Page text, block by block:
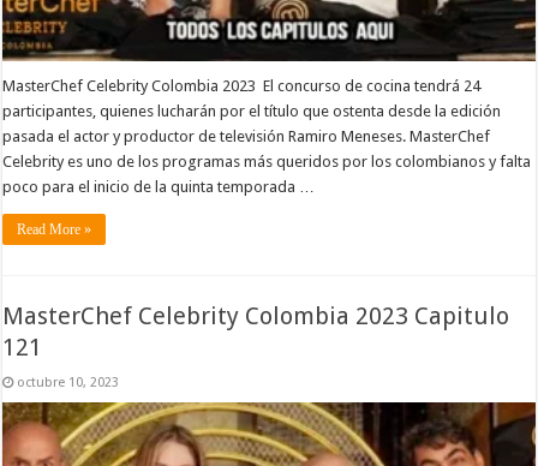
MasterChef Celebrity Colombia 2023 El concurso de cocina tendrá 24
participantes, quienes lucharán por el título que ostenta desde la edición
pasada el actor y productor de televisión Ramiro Meneses. MasterChef
Celebrity es uno de los programas más queridos por los colombianos y falta
poco para el inicio de la quinta temporada …
Read More »
MasterChef Celebrity Colombia 2023 Capitulo
121
octubre 10, 2023